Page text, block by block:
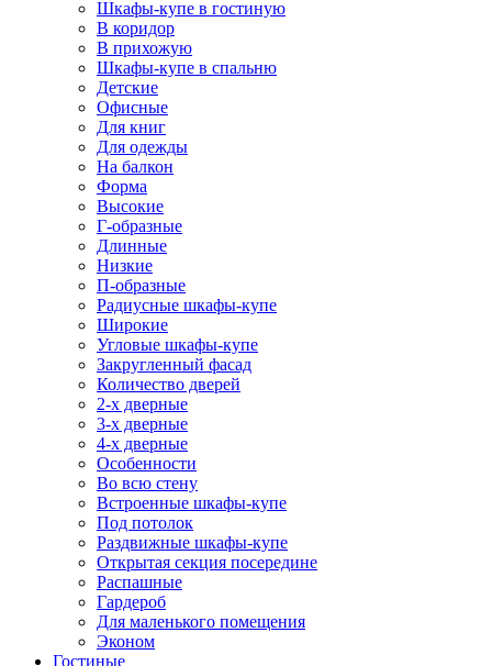
Шкафы-купе в гостиную
В коридор
В прихожую
Шкафы-купе в спальню
Детские
Офисные
Для книг
Для одежды
На балкон
Форма
Высокие
Г-образные
Длинные
Низкие
П-образные
Радиусные шкафы-купе
Широкие
Угловые шкафы-купе
Закругленный фасад
Количество дверей
2-х дверные
3-х дверные
4-х дверные
Особенности
Во всю стену
Встроенные шкафы-купе
Под потолок
Раздвижные шкафы-купе
Открытая секция посередине
Распашные
Гардероб
Для маленького помещения
Эконом
Гостиные